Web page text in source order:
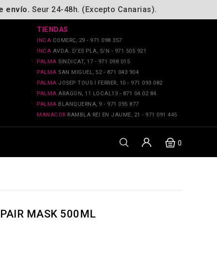
envío. Seur 24-48h. (Excepto Canarias).
TIENDAS
INCA COMERÇ, 29 - 971 098 357
INCA AVDA. D'ES PLA, S/N - 971 505 921
PALMA SINDICAT, 17 - 971 098 015
PALMA SAN MIGUEL, 52 - 871 043 904
PALMA JOSEP TOUS I FERRER, 10 - 971 093 082
PALMA ARAGON, 11 LOCAL13 - 871 04 02 84
PALMA BLANQUERNA, 9 - 971 095 877
MANACOR RAMBLA REI EN JAUME, 21 - 971 091 445
0
MASK 500ML